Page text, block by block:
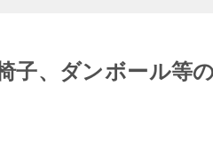
子、ダンボール等